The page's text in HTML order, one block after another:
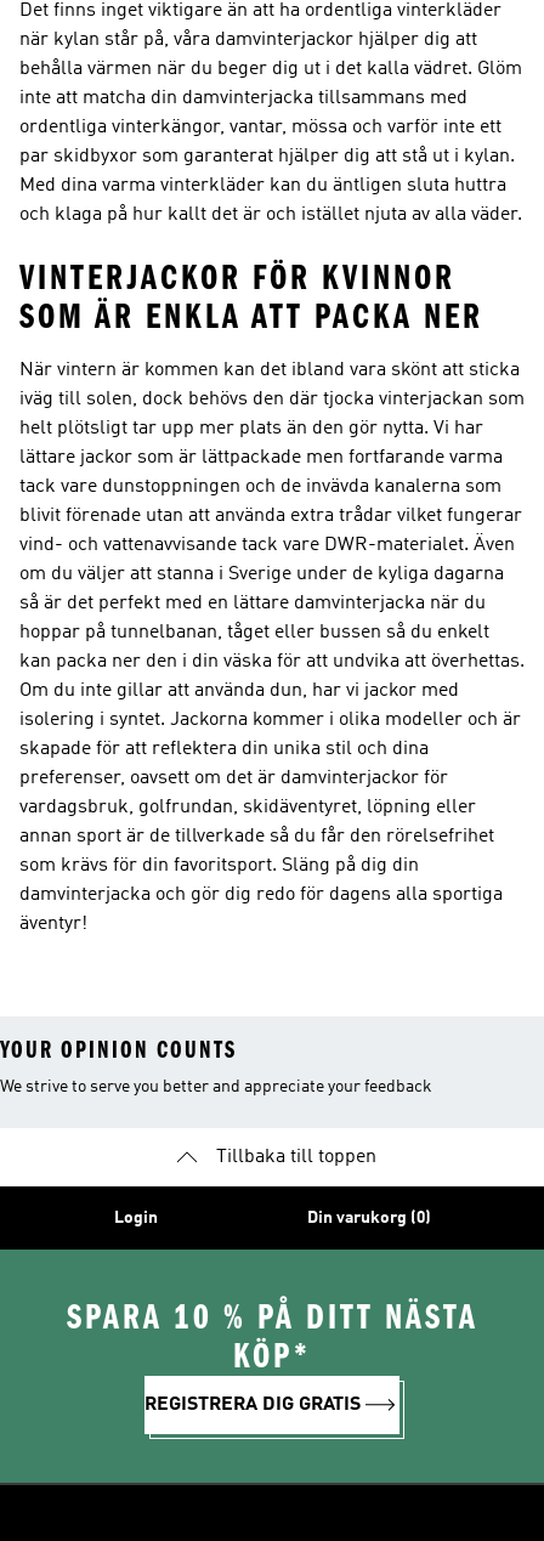
Det finns inget viktigare än att ha ordentliga vinterkläder
när kylan står på, våra damvinterjackor hjälper dig att
behålla värmen när du beger dig ut i det kalla vädret. Glöm
inte att matcha din damvinterjacka tillsammans med
ordentliga vinterkängor, vantar, mössa och varför inte ett
par skidbyxor som garanterat hjälper dig att stå ut i kylan.
Med dina varma vinterkläder kan du äntligen sluta huttra
och klaga på hur kallt det är och istället njuta av alla väder.
VINTERJACKOR FÖR KVINNOR
SOM ÄR ENKLA ATT PACKA NER
När vintern är kommen kan det ibland vara skönt att sticka
iväg till solen, dock behövs den där tjocka vinterjackan som
helt plötsligt tar upp mer plats än den gör nytta. Vi har
lättare jackor som är lättpackade men fortfarande varma
tack vare dunstoppningen och de invävda kanalerna som
blivit förenade utan att använda extra trådar vilket fungerar
vind- och vattenavvisande tack vare DWR-materialet. Även
om du väljer att stanna i Sverige under de kyliga dagarna
så är det perfekt med en lättare damvinterjacka när du
hoppar på tunnelbanan, tåget eller bussen så du enkelt
kan packa ner den i din väska för att undvika att överhettas.
Om du inte gillar att använda dun, har vi jackor med
isolering i syntet. Jackorna kommer i olika modeller och är
skapade för att reflektera din unika stil och dina
preferenser, oavsett om det är damvinterjackor för
vardagsbruk, golfrundan, skidäventyret, löpning eller
annan sport är de tillverkade så du får den rörelsefrihet
som krävs för din favoritsport. Släng på dig din
damvinterjacka och gör dig redo för dagens alla sportiga
äventyr!
YOUR OPINION COUNTS
We strive to serve you better and appreciate your feedback
Tillbaka till toppen
Login Din varukorg (0)
SPARA 10 % PÅ DITT NÄSTA
KÖP*
REGISTRERA DIG GRATIS